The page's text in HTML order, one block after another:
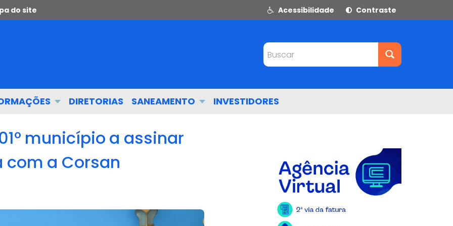
do site Acessibilidade Contraste
Buscar
DIRETORIAS SANEAMENTO INVESTIDORES
município a assinar
a Corsan